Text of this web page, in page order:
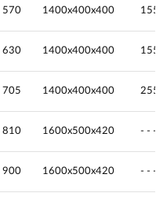
570 1400х400х400 155
630 1400х400х400 155
705 1400х400х400 255
810 1600х500х420 - - -
900 1600х500х420 - - -